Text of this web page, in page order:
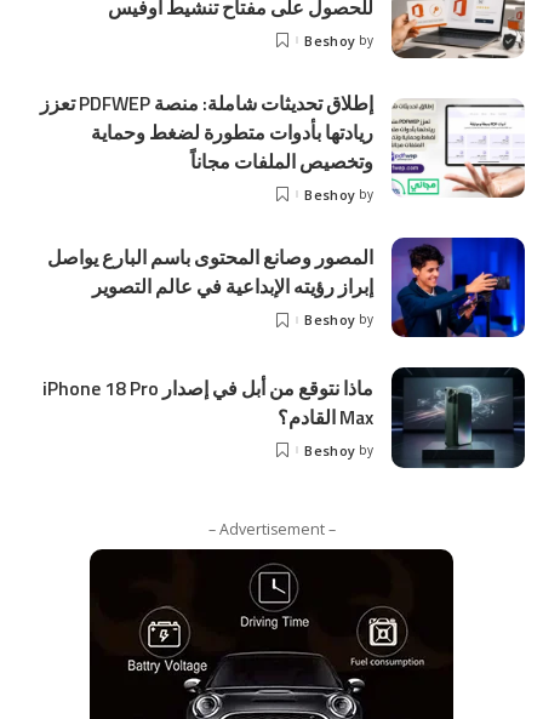
للحصول على مفتاح تنشيط اوفيس
by
Beshoy
إطلاق تحديثات شاملة: منصة PDFWEP تعزز
ريادتها بأدوات متطورة لضغط وحماية
وتخصيص الملفات مجاناً
by
Beshoy
المصور وصانع المحتوى باسم البارع يواصل
إبراز رؤيته الإبداعية في عالم التصوير
by
Beshoy
ماذا نتوقع من أبل في إصدار iPhone 18 Pro
Max القادم؟
by
Beshoy
– Advertisement –